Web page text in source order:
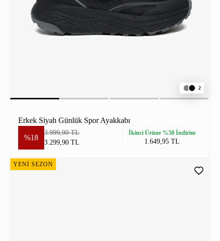
2
Erkek Siyah Günlük Spor Ayakkabı
%18
3.999,90 TL
3.299,90 TL
İkinci Ürüne %50 İndirim
1.649,95 TL
YENİ SEZON